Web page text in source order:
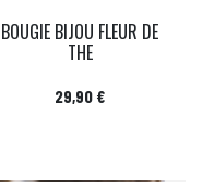
BOUGIE BIJOU FLEUR DE
THE
Prix
29,90 €